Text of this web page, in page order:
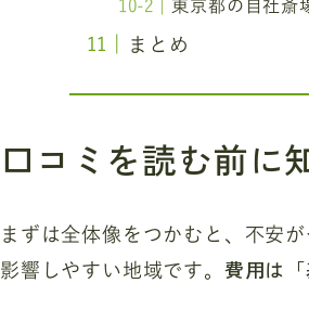
東京都の自社斎
まとめ
口コミを読む前に
まずは全体像をつかむと、不安
影響しやすい地域です。 費用は